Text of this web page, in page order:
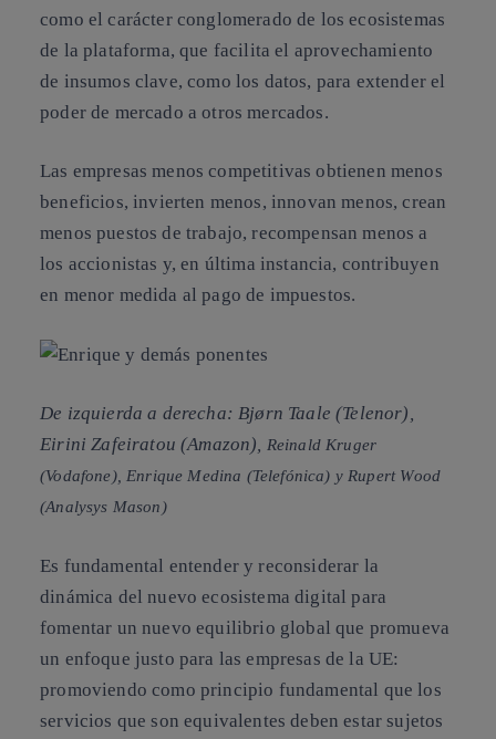
como el carácter conglomerado de los ecosistemas
de la plataforma, que facilita el aprovechamiento
de insumos clave, como los datos, para extender el
poder de mercado a otros mercados.
Las empresas menos competitivas obtienen menos
beneficios, invierten menos, innovan menos, crean
menos puestos de trabajo, recompensan menos a
los accionistas y, en última instancia, contribuyen
en menor medida al pago de impuestos.
De izquierda a derecha: Bjørn Taale (Telenor),
Eirini Zafeiratou (Amazon), Reinald Kruger
(Vodafone), Enrique Medina (Telefónica) y Rupert Wood
(Analysys Mason)
Es fundamental entender y reconsiderar la
dinámica del nuevo ecosistema digital para
fomentar un nuevo equilibrio global que promueva
un enfoque justo para las empresas de la UE:
promoviendo como principio fundamental que los
servicios que son equivalentes deben estar sujetos